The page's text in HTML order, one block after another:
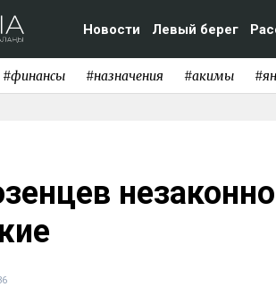
Новости Левый берег
#финансы #назначения #акимы